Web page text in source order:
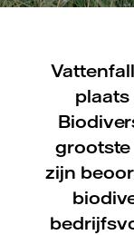
plaats
grootste
zijn